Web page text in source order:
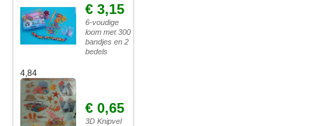
€ 3,15
6-voudige
loom met 300
bandjes en 2
bedels
4,84
€ 0,65
3D Knipvel